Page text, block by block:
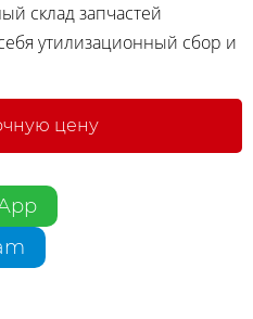
склад запчастей
утилизационный сбор и
цену